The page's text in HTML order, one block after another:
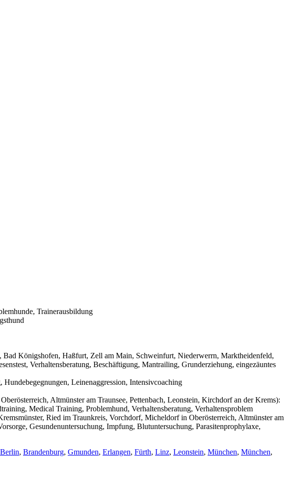
Trainerausbildung
Königshofen, Haßfurt, Zell am Main, Schweinfurt, Niederwerrn, Marktheidenfeld,
Verhaltensberatung, Beschäftigung, Mantrailing, Grunderziehung, eingezäuntes
Leinenaggression, Intensivcoaching
Altmünster am Traunsee, Pettenbach, Leonstein, Kirchdorf an der Krems):
Medical Training, Problemhund, Verhaltensberatung, Verhaltensproblem
Ried im Traunkreis, Vorchdorf, Micheldorf in Oberösterreich, Altmünster am
Gesundenuntersuchung, Impfung, Blutuntersuchung, Parasitenprophylaxe,
Berlin, Brandenburg, Gmunden, Erlangen, Fürth, Linz, Leonstein, München, München,